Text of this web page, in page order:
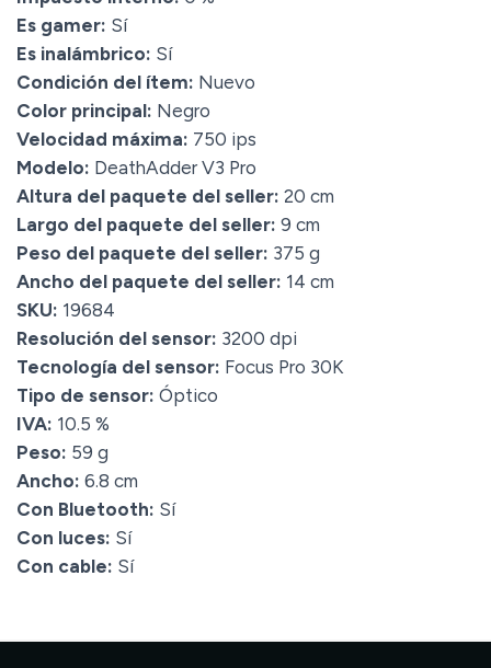
Es gamer: Sí
Es inalámbrico: Sí
Condición del ítem: Nuevo
Color principal: Negro
Velocidad máxima: 750 ips
Modelo: DeathAdder V3 Pro
Altura del paquete del seller: 20 cm
Largo del paquete del seller: 9 cm
Peso del paquete del seller: 375 g
Ancho del paquete del seller: 14 cm
SKU: 19684
Resolución del sensor: 3200 dpi
Tecnología del sensor: Focus Pro 30K
Tipo de sensor: Óptico
IVA: 10.5 %
Peso: 59 g
Ancho: 6.8 cm
Con Bluetooth: Sí
Con luces: Sí
Con cable: Sí